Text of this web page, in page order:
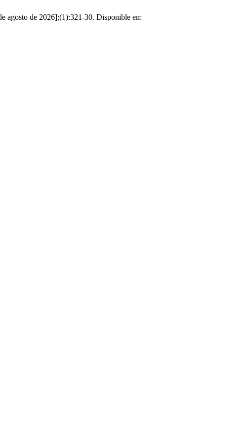
agosto de 2026];(1):321-30. Disponible en: